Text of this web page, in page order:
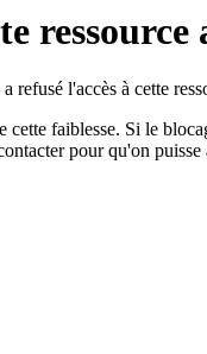
ressource
l'accès à cette
cette faiblesse. Si le
pour qu'on